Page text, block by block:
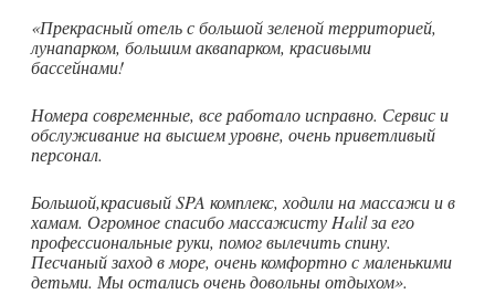
«Прекрасный отель с большой зеленой территорией,
лунапарком, большим аквапарком, красивыми
бассейнами!
Номера современные, все работало исправно. Сервис и
обслуживание на высшем уровне, очень приветливый
персонал.
Большой,красивый SPA комплекс, ходили на массажи и в
хамам. Огромное спасибо массажисту Halil за его
профессиональные руки, помог вылечить спину.
Песчаный заход в море, очень комфортно с маленькими
детьми. Мы остались очень довольны отдыхом».